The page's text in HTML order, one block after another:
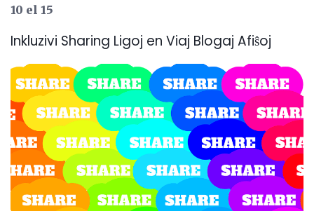
10 el 15
Inkluzivi Sharing Ligoj en Viaj Blogaj Afiŝoj